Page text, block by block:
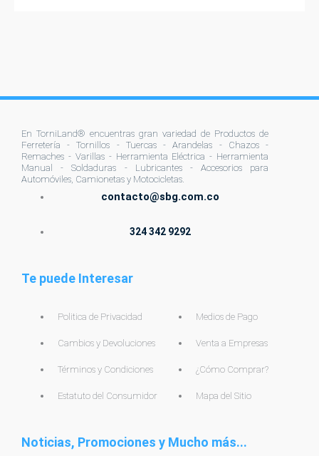
En TorniLand® encuentras gran variedad de Productos de
Ferretería - Tornillos - Tuercas - Arandelas - Chazos -
Remaches - Varillas - Herramienta Eléctrica - Herramienta
Manual - Soldaduras - Lubricantes - Accesorios para
Automóviles, Camionetas y Motocicletas.
contacto@sbg.com.co
324 342 9292
Te puede Interesar
Politica de Privacidad
Cambios y Devoluciones
Términos y Condiciones
Estatuto del Consumidor
Medios de Pago
Venta a Empresas
¿Cómo Comprar?
Mapa del Sitio
Noticias, Promociones y Mucho más...